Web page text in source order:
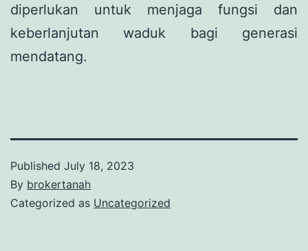
diperlukan untuk menjaga fungsi dan
keberlanjutan waduk bagi generasi
mendatang.
Published July 18, 2023
By brokertanah
Categorized as Uncategorized